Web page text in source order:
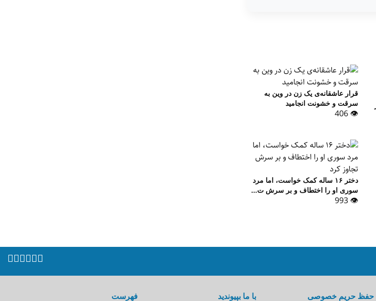
قرار عاشقانه‌ی یک زن در وین به
سرقت و خشونت انجامید
👁 406
دختر ۱۶ ساله کمک خواست، اما مرد
سوری او را اختطاف و بر سرش ت...
👁 993
حفظ حریم خصوصی
با ما بپیوندید
فهرست